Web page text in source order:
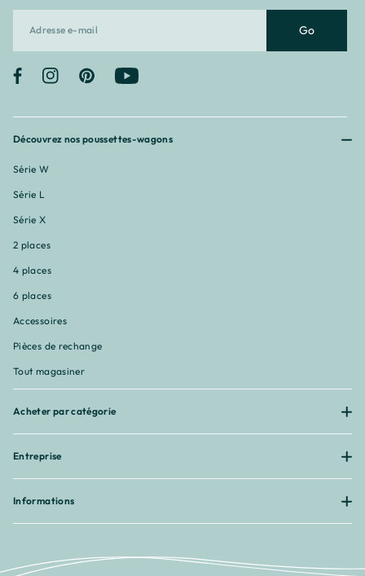
Découvrez nos poussettes-wagons
Série W
Série L
Série X
2 places
4 places
6 places
Accessoires
Pièces de rechange
Tout magasiner
Acheter par catégorie
Entreprise
Informations
Go
FacebookInstagramPinterest YouTube